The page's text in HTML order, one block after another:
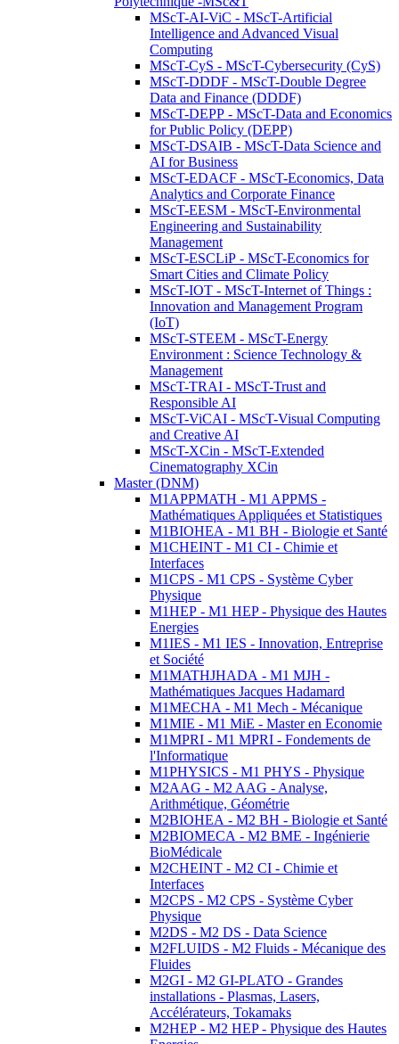
MScT-AI-ViC - MScT-Artificial
Intelligence and Advanced Visual
Computing
MScT-CyS - MScT-Cybersecurity (CyS)
MScT-DDDF - MScT-Double Degree
Data and Finance (DDDF)
MScT-DEPP - MScT-Data and Economics
for Public Policy (DEPP)
MScT-DSAIB - MScT-Data Science and
AI for Business
MScT-EDACF - MScT-Economics, Data
Analytics and Corporate Finance
MScT-EESM - MScT-Environmental
Engineering and Sustainability
Management
MScT-ESCLiP - MScT-Economics for
Smart Cities and Climate Policy
MScT-IOT - MScT-Internet of Things :
Innovation and Management Program
(IoT)
MScT-STEEM - MScT-Energy
Environment : Science Technology &
Management
MScT-TRAI - MScT-Trust and
Responsible AI
MScT-ViCAI - MScT-Visual Computing
and Creative AI
MScT-XCin - MScT-Extended
Cinematography XCin
Master (DNM)
M1APPMATH - M1 APPMS -
Mathématiques Appliquées et Statistiques
M1BIOHEA - M1 BH - Biologie et Santé
M1CHEINT - M1 CI - Chimie et
Interfaces
M1CPS - M1 CPS - Système Cyber
Physique
M1HEP - M1 HEP - Physique des Hautes
Energies
M1IES - M1 IES - Innovation, Entreprise
et Société
M1MATHJHADA - M1 MJH -
Mathématiques Jacques Hadamard
M1MECHA - M1 Mech - Mécanique
M1MIE - M1 MiE - Master en Economie
M1MPRI - M1 MPRI - Fondements de
l'Informatique
M1PHYSICS - M1 PHYS - Physique
M2AAG - M2 AAG - Analyse,
Arithmétique, Géométrie
M2BIOHEA - M2 BH - Biologie et Santé
M2BIOMECA - M2 BME - Ingénierie
BioMédicale
M2CHEINT - M2 CI - Chimie et
Interfaces
M2CPS - M2 CPS - Système Cyber
Physique
M2DS - M2 DS - Data Science
M2FLUIDS - M2 Fluids - Mécanique des
Fluides
M2GI - M2 GI-PLATO - Grandes
installations - Plasmas, Lasers,
Accélérateurs, Tokamaks
M2HEP - M2 HEP - Physique des Hautes